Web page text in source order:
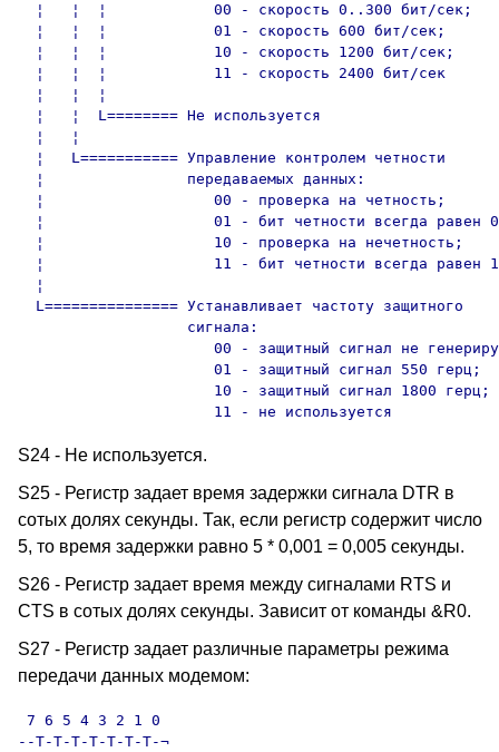
  ¦   ¦  ¦            00 - скорость 0..300 бит/сек;
  ¦   ¦  ¦            01 - скорость 600 бит/сек;
  ¦   ¦  ¦            10 - скорость 1200 бит/сек;
  ¦   ¦  ¦            11 - скорость 2400 бит/сек
  ¦   ¦  ¦
  ¦   ¦  L======== Не используется
  ¦   ¦
  ¦   L=========== Управление контролем четности
  ¦                передаваемых данных:
  ¦                   00 - проверка на четность;
¦                   01 - бит четности всегда равен
  ¦                   10 - проверка на нечетность;
  ¦                   11 - бит четности всегда равен 1
  ¦
  L=============== Устанавливает частоту защитного
                   сигнала:
00 - защитный сигнал не
                      01 - защитный сигнал 550 герц;
                      10 - защитный сигнал 1800 герц;
                      11 - не используется
S24 - Не используется.
S25 - Регистр задает время задержки сигнала DTR в
сотых долях секунды. Так, если регистр содержит число
5, то время задержки равно 5 * 0,001 = 0,005 секунды.
S26 - Регистр задает время между сигналами RTS и
CTS в сотых долях секунды. Зависит от команды &R0.
S27 - Регистр задает различные параметры режима
передачи данных модемом:
7 6 5 4 3 2 1 0
--T-T-T-T-T-T-T-¬